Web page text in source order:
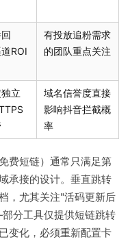
ROI
有投放追粉需求
的团队重点关注
立
域名信誉度直接
影响抖音拦截概
率
费短链）通常只满足第
承接的设计。垂直跳转
，尤其关注"活码更新后
分工具仅提供短链跳转
变化，必须重新配置卡